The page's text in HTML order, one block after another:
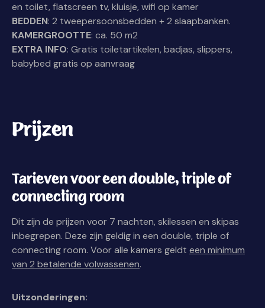
en toilet, flatscreen tv, kluisje, wifi op kamer
BEDDEN: 2 tweepersoonsbedden + 2 slaapbanken.
KAMERGROOTTE: ca. 50 m2
EXTRA INFO: Gratis toiletartikelen, badjas, slippers,
babybed gratis op aanvraag
Prijzen
Tarieven voor een double, triple of
connecting room
Dit zijn de prijzen voor 7 nachten, skilessen en skipas
inbegrepen. Deze zijn geldig in een double, triple of
connecting room. Voor alle kamers geldt een minimum
van 2 betalende volwassenen.
Uitzonderingen: